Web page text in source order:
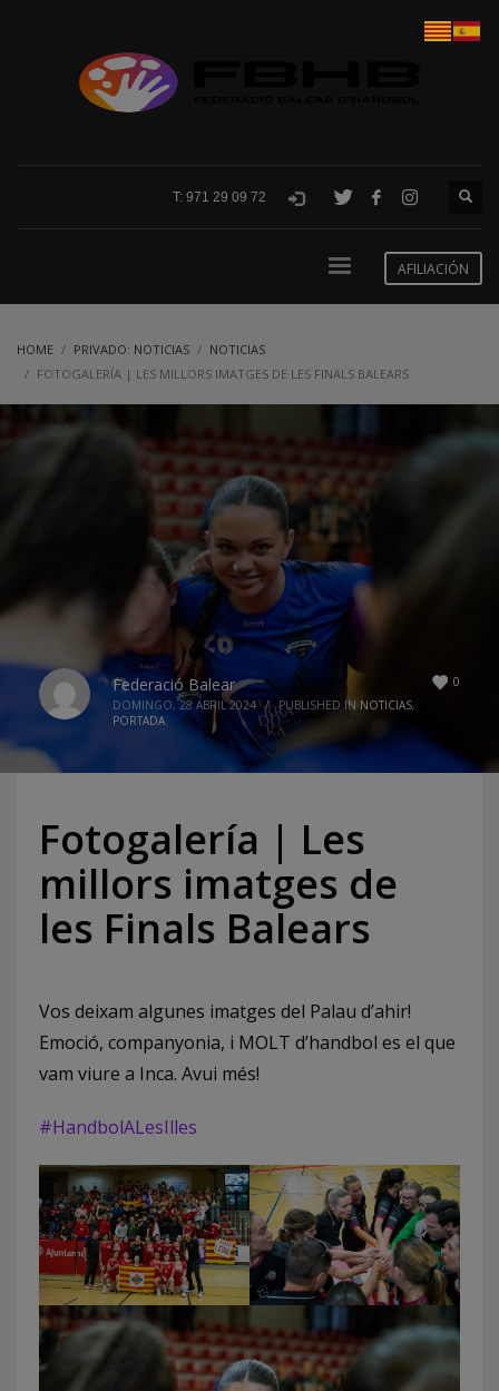
T: 971 29 09 72
AFILIACIÓN
HOME PRIVADO: NOTICIAS
NOTICIAS
FOTOGALERÍA | LES MILLORS IMATGES DE LES FINALS BALEARS
0
Federació Balear
DOMINGO, 28 ABRIL 2024 / PUBLISHED IN NOTICIAS,
PORTADA
Fotogalería | Les
millors imatges de
les Finals Balears
Vos deixam algunes imatges del Palau d’ahir!
Emoció, companyonia, i MOLT d’handbol es el que
vam viure a Inca. Avui més!
#HandbolALesIlles